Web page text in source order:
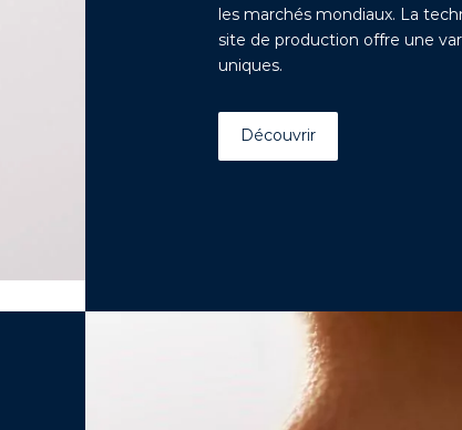
les marchés mondiaux. La
site de production offre une
uniques.
Découvrir